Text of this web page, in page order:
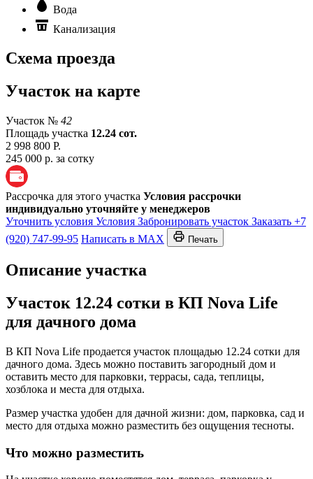
Вода
Канализация
Схема проезда
Участок на карте
Участок № 42
Площадь участка 12.24 сот.
2 998 800 Р.
245 000 р. за сотку
Рассрочка для этого участка Условия рассрочки
индивидуально уточняйте у менеджеров
Уточнить условия Условия Забронировать участок Заказать +7
(920) 747-99-95 Написать в MAX Печать
Описание участка
Участок 12.24 сотки в КП Nova Life
для дачного дома
В КП Nova Life продается участок площадью 12.24 сотки для
дачного дома. Здесь можно поставить загородный дом и
оставить место для парковки, террасы, сада, теплицы,
хозблока и места для отдыха.
Размер участка удобен для дачной жизни: дом, парковка, сад и
место для отдыха можно разместить без ощущения тесноты.
Что можно разместить